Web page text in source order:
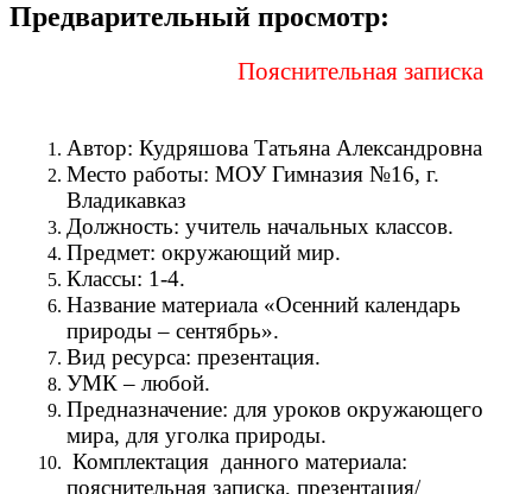
Предварительный просмотр:
Пояснительная записка
Автор: Кудряшова Татьяна Александровна
Место работы: МОУ Гимназия №16, г.
Владикавказ
Должность: учитель начальных классов.
Предмет: окружающий мир.
Классы: 1-4.
Название материала «Осенний календарь
природы – сентябрь».
Вид ресурса: презентация.
УМК – любой.
Предназначение: для уроков окружающего
мира, для уголка природы.
Комплектация данного материала:
пояснительная записка, презентация/